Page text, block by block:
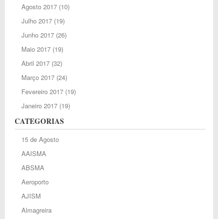
Agosto 2017(10)
Julho 2017(19)
Junho 2017(26)
Maio 2017(19)
Abril 2017(32)
Março 2017(24)
Fevereiro 2017(19)
Janeiro 2017(19)
CATEGORIAS
15 de Agosto
AAISMA
ABSMA
Aeroporto
AJISM
Almagreira